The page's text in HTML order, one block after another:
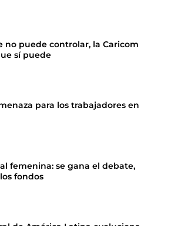
no puede controlar, la Caricom
sí puede
para los trabajadores en
femenina: se gana el debate,
fondos